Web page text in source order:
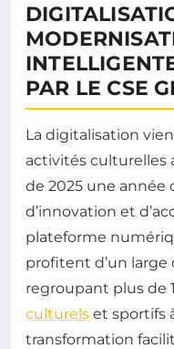
PAR LE CSE
La digitalisation
activités culturelles
de 2025 une année
d’innovation et
plateforme
profitent d’un
regroupant plus de
culturels et sportifs
transformation